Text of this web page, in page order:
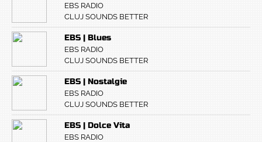
EBS RADIO
CLUJ SOUNDS BETTER
EBS | Blues
EBS RADIO
CLUJ SOUNDS BETTER
EBS | Nostalgie
EBS RADIO
CLUJ SOUNDS BETTER
EBS | Dolce Vita
EBS RADIO